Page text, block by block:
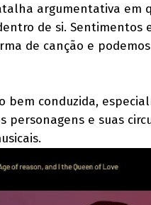
argumentativa em
de si. Sentimentos
de canção e
conduzida,
e suas